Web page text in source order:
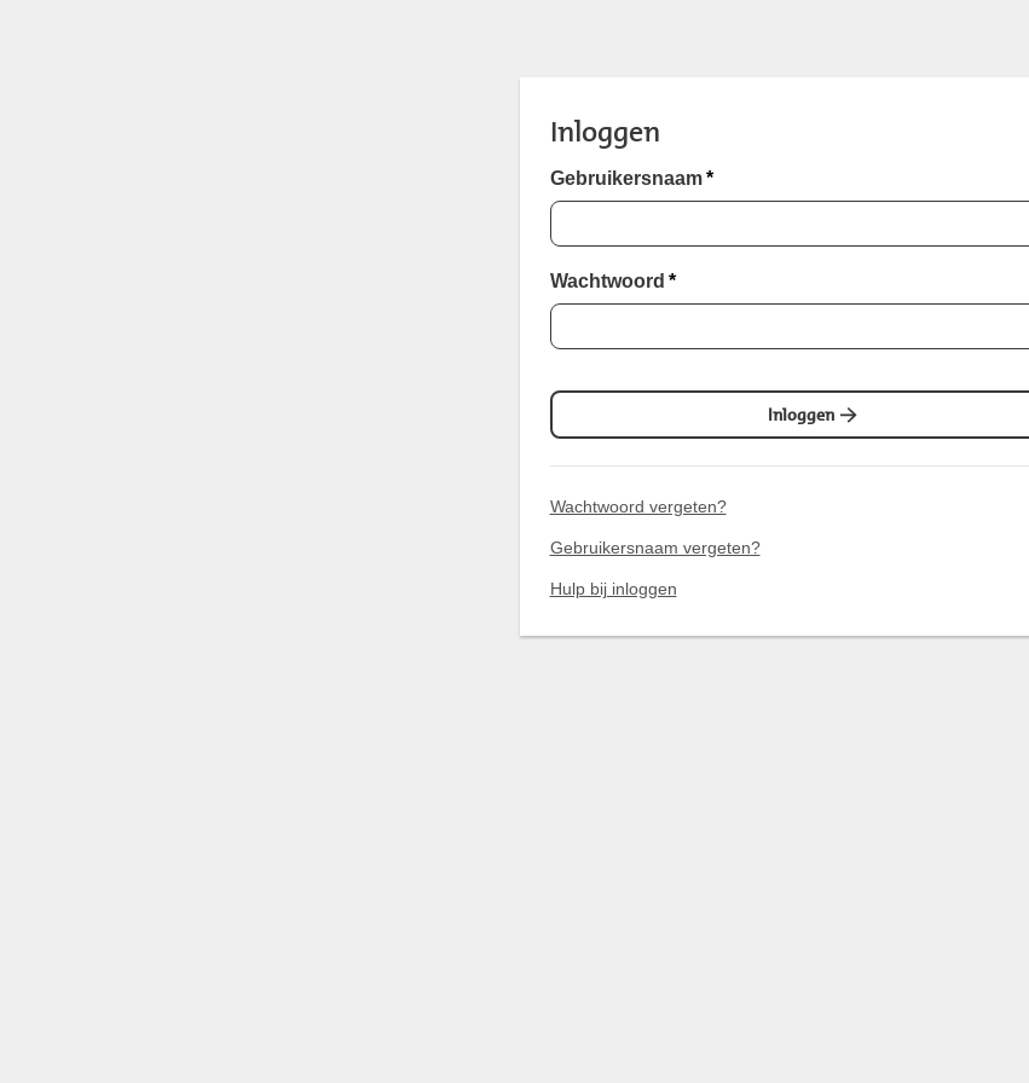
Inloggen
Gebruikersnaam *
Wachtwoord *
Inloggen
Wachtwoord vergeten?
Gebruikersnaam vergeten?
Hulp bij inloggen